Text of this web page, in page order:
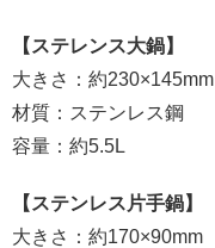
【ステレンス大鍋】
大きさ：約230×145mm
材質：ステンレス鋼
容量：約5.5L
【ステンレス片手鍋】
大きさ：約170×90mm